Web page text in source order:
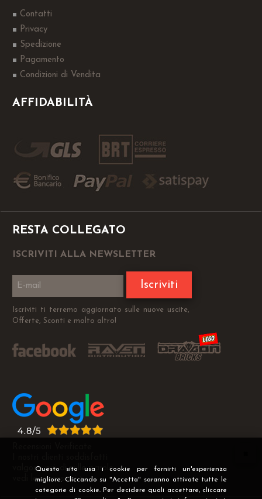
Questo sito usa i cookie per fornirti un'esperienza
migliore. Cliccando su "Accetta" saranno attivate tutte le
categorie di cookie. Per decidere quali accettare, cliccare
Contatti
Privacy
Spedizione
Pagamento
Condizioni di Vendita
AFFIDABILITÀ
RESTA COLLEGATO
ISCRIVITI ALLA NEWSLETTER
Iscriviti
Iscriviti ti terremo aggiornato sulle nuove uscite,
Offerte, Sconti e molto altro!
valgono più di mille parole
vedi le recensioni >